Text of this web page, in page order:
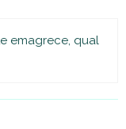
emagrece, qual